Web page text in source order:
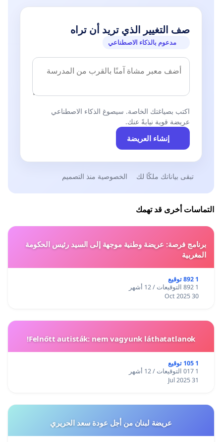
صف التغيير الذي تريد أن تراه
مدعوم بالذكاء الاصطناعي
اكتب بصياغتك الخاصة. سيصوغ الذكاء الاصطناعي
عريضة قوية نيابةً عنك.
إنشاء العريضة
تبقى بياناتك ملكًا لك الخصوصية منذ التصميم
التماسات أخرى قد تهمك
برنامج فرصة: عريضة وطنية موجهة إلى السيد رئيس الحكومة
المغربية
1 892 توقيع
1 892 التوقيعات / 12 أشهر
30 Oct 2025
Felnőtt autisták: nem vagyunk láthatatlanok!
1 105 توقيع
1 017 التوقيعات / 12 أشهر
31 Jul 2025
عريضة لبنان من أجل عودة سعد الحريري